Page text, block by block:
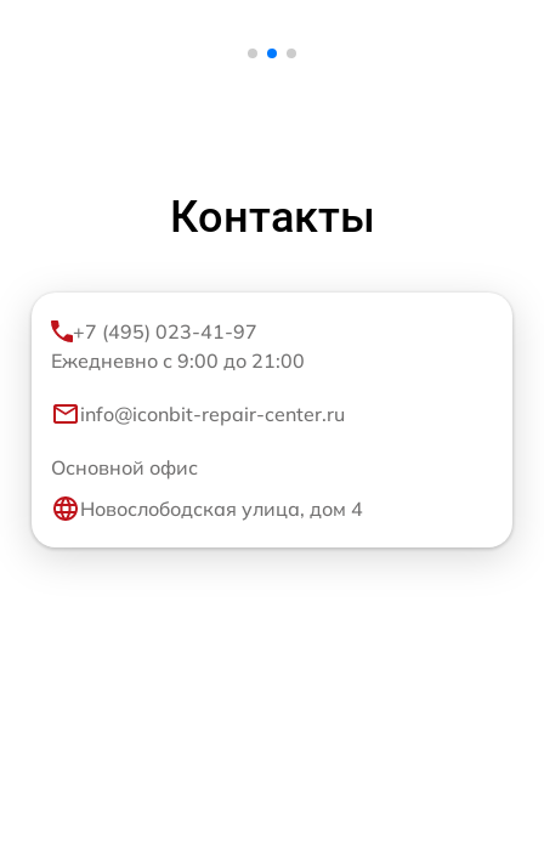
Контакты
+7 (495) 023-41-97
Ежедневно с 9:00 до 21:00
info@iconbit-repair-center.ru
Основной офис
Новослободская улица, дом 4